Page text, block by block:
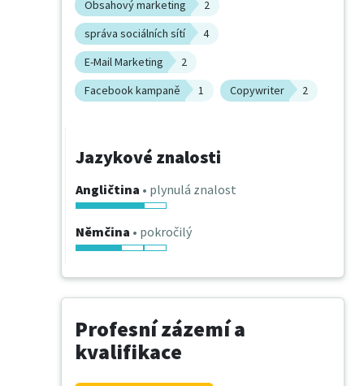
Obsahový marketing
2
správa sociálních sítí
4
E-Mail Marketing
2
Facebook kampaně
1 Copywriter 2
Jazykové znalosti
Angličtina • plynulá znalost
Němčina • pokročilý
Profesní zázemí a
kvalifikace